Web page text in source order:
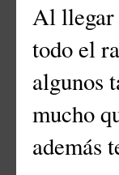
Al llegar
todo el
algunos
mucho
además